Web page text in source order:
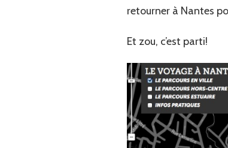
retourner à Nantes
Et zou, c’est parti!